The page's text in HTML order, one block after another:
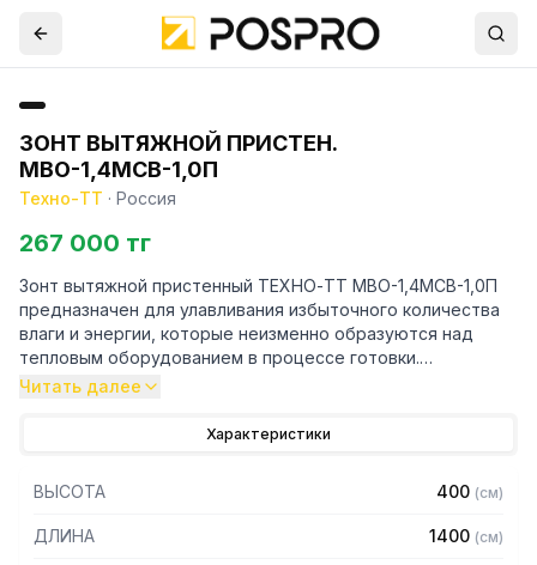
ЗОНТ ВЫТЯЖНОЙ ПРИСТЕН.
МВО-1,4МСВ-1,0П
Техно-ТТ · Россия
267 000 тг
Зонт вытяжной пристенный ТЕХНО-ТТ МВО-1,4МСВ-1,0П
предназначен для улавливания избыточного количества
влаги и энергии, которые неизменно образуются над
тепловым оборудованием в процессе готовки.
капли жира, которые в противном случае оседали бы на
защищает сотрудников горячего цеха.
Особенности:
Читать далее
Характеристики
ВЫСОТА 400 (см)
ДЛИНА 1400 (см)